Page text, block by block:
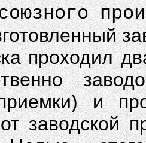
проходил
и
заводской